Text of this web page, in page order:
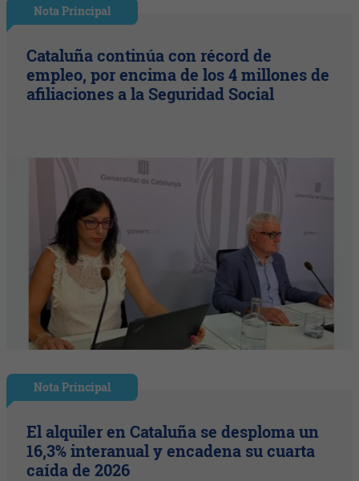
Nota Principal
Cataluña continúa con récord de
empleo, por encima de los 4 millones de
afiliaciones a la Seguridad Social
Nota Principal
El alquiler en Cataluña se desploma un
16,3% interanual y encadena su cuarta
caída de 2026